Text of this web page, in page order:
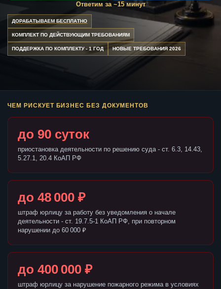
Ответим за ~15 минут
ДОРАБАТЫВАЕМ БЕСПЛАТНО
КОМПЛЕКТ ПО ДЕЙСТВУЮЩИМ ТРЕБОВАНИЯМ
ПОДДЕРЖКА ПО КОМПЛЕКТУ - 1 ГОД НОВЫЕ ТРЕБОВАНИЯ 2026
ЧЕМ РИСКУЕТ БИЗНЕС БЕЗ ДОКУМЕНТОВ
до 90 суток
приостановка деятельности по решению суда - ст. 6.3, 14.43,
5.27.1, 20.4 КоАП РФ
до 48 000 ₽
штраф юрлицу за работу без уведомления о начале
деятельности - ст. 19.7.5-1 КоАП РФ, при повторном
нарушении до 60 000 ₽
до 400 000 ₽
штраф юрлицу за нарушение пожарного режима в условиях